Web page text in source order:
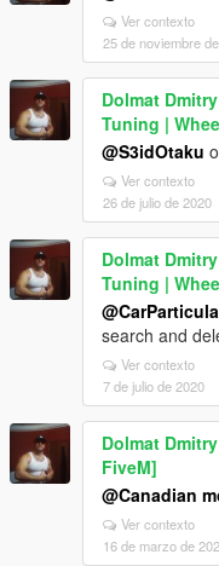
Ver contexto
25 de noviembre
Dolmat Dmitry
Tuning |
@S3idOtaku
Ver contexto
26 de julio de 2020
Dolmat Dmitry
Tuning |
search and
Ver contexto
7 de julio de 2020
Dolmat Dmitry
FiveM]
@Canadian
Ver contexto
16 de marzo de